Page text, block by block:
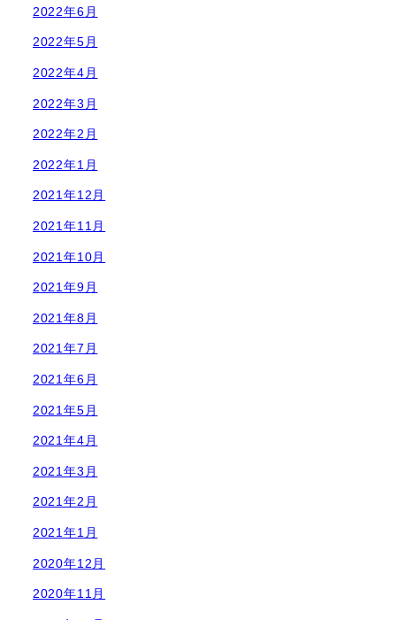
2022年6月
2022年5月
2022年4月
2022年3月
2022年2月
2022年1月
2021年12月
2021年11月
2021年10月
2021年9月
2021年8月
2021年7月
2021年6月
2021年5月
2021年4月
2021年3月
2021年2月
2021年1月
2020年12月
2020年11月